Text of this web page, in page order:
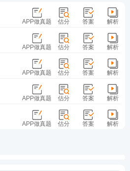
估分 答案 解析
APP做真题
估分 答案 解析
APP做真题
估分 答案 解析
APP做真题
估分 答案 解析
APP做真题
估分 答案 解析
APP做真题